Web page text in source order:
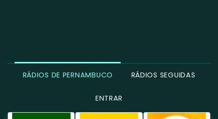
RÁDIOS DE PERNAMBUCO RÁDIOS SEGUIDAS
ENTRAR